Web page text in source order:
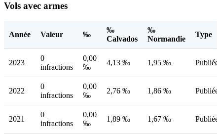
Vols avec armes
Année Valeur ‰
‰
Calvados
‰
Normandie
Type
2023
0
infractions
0,00
‰
4,13 ‰ 1,95 ‰ Publiée
2022
0
infractions
0,00
‰
2,76 ‰ 1,86 ‰ Publiée
2021
0
infractions
0,00
‰
1,89 ‰ 1,67 ‰ Publiée